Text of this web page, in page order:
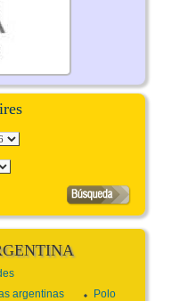
argentinas Polo